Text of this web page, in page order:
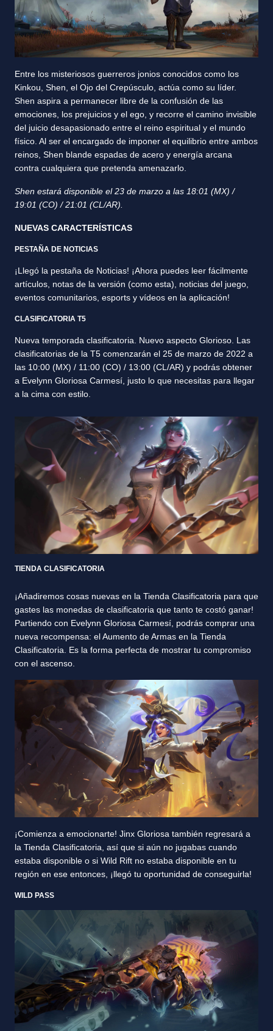
Entre los misteriosos guerreros jonios conocidos como los
Kinkou, Shen, el Ojo del Crepúsculo, actúa como su líder.
Shen aspira a permanecer libre de la confusión de las
emociones, los prejuicios y el ego, y recorre el camino invisible
del juicio desapasionado entre el reino espiritual y el mundo
físico. Al ser el encargado de imponer el equilibrio entre ambos
reinos, Shen blande espadas de acero y energía arcana
contra cualquiera que pretenda amenazarlo.
Shen estará disponible el 23 de marzo a las 18:01 (MX) /
19:01 (CO) / 21:01 (CL/AR).
NUEVAS CARACTERÍSTICAS
PESTAÑA DE NOTICIAS
¡Llegó la pestaña de Noticias! ¡Ahora puedes leer fácilmente
artículos, notas de la versión (como esta), noticias del juego,
eventos comunitarios, esports y vídeos en la aplicación!
CLASIFICATORIA T5
Nueva temporada clasificatoria. Nuevo aspecto Glorioso. Las
clasificatorias de la T5 comenzarán el 25 de marzo de 2022 a
las 10:00 (MX) / 11:00 (CO) / 13:00 (CL/AR) y podrás obtener
a Evelynn Gloriosa Carmesí, justo lo que necesitas para llegar
a la cima con estilo.
TIENDA CLASIFICATORIA
¡Añadiremos cosas nuevas en la Tienda Clasificatoria para que
gastes las monedas de clasificatoria que tanto te costó ganar!
Partiendo con Evelynn Gloriosa Carmesí, podrás comprar una
nueva recompensa: el Aumento de Armas en la Tienda
Clasificatoria. Es la forma perfecta de mostrar tu compromiso
con el ascenso.
¡Comienza a emocionarte! Jinx Gloriosa también regresará a
la Tienda Clasificatoria, así que si aún no jugabas cuando
estaba disponible o si Wild Rift no estaba disponible en tu
región en ese entonces, ¡llegó tu oportunidad de conseguirla!
WILD PASS